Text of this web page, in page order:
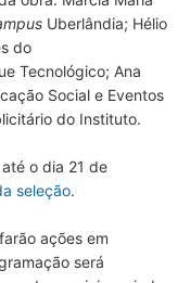
Uberlândia; Hélio
do
Tecnológico; Ana
Social e Eventos
do Instituto.
o dia 21 de
seleção.
ações em
será